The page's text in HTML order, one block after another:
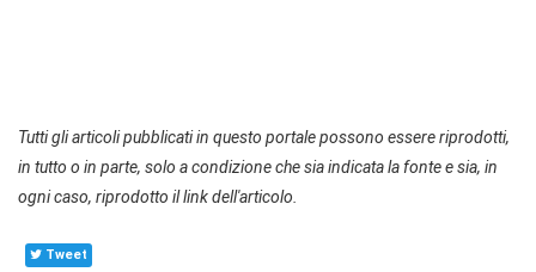
Tutti gli articoli pubblicati in questo portale possono essere riprodotti,
in tutto o in parte, solo a condizione che sia indicata la fonte e sia, in
ogni caso, riprodotto il link dell'articolo.
Tweet